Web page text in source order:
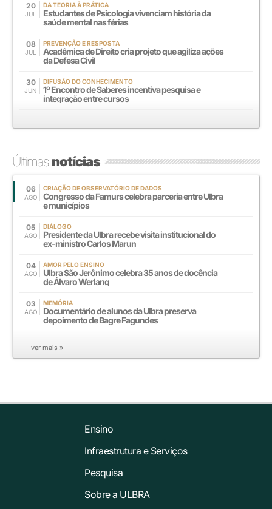
20
JUL
DA TEORIA À PRÁTICA
Estudantes de Psicologia vivenciam história da
saúde mental nas férias
08
JUL
PREVENÇÃO E RESPOSTA
Acadêmica de Direito cria projeto que agiliza ações
da Defesa Civil
30
JUN
DIFUSÃO DO CONHECIMENTO
1º Encontro de Saberes incentiva pesquisa e
integração entre cursos
Últimasnotícias
06
AGO
CRIAÇÃO DE OBSERVATÓRIO DE DADOS
Congresso da Famurs celebra parceria entre Ulbra
e municípios
05
AGO
DIÁLOGO
Presidente da Ulbra recebe visita institucional do
ex-ministro Carlos Marun
04
AGO
AMOR PELO ENSINO
Ulbra São Jerônimo celebra 35 anos de docência
de Álvaro Werlang
03
AGO
MEMÓRIA
Documentário de alunos da Ulbra preserva
depoimento de Bagre Fagundes
ver mais »
Ensino
Infraestrutura e Serviços
Pesquisa
Sobre a ULBRA